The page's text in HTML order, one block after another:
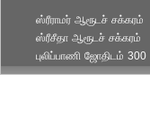
ஸ்ரீராமர் ஆரூடச் சக்கரம்
ஸ்ரீசீதா ஆரூடச் சக்கரம்
புலிப்பாணி ஜோதிடம் 300